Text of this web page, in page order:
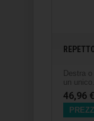
Destra
un
46,96 €